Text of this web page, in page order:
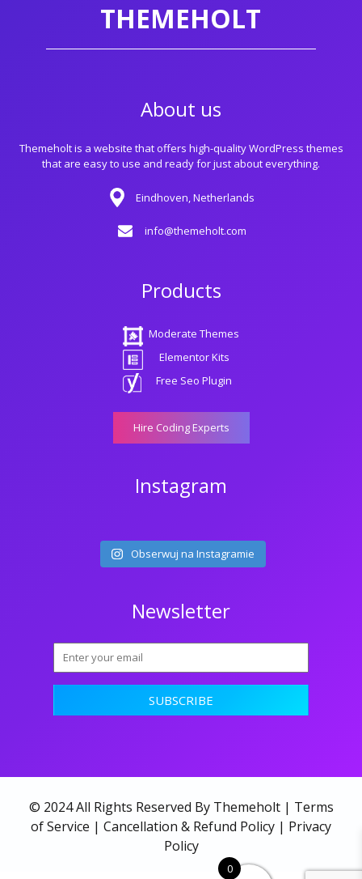
THEMEHOLT
About us
Themeholt is a website that offers high-quality WordPress themes
that are easy to use and ready for just about everything.
Eindhoven, Netherlands
info@themeholt.com
Products
Moderate Themes
Elementor Kits
Free Seo Plugin
Hire Coding Experts
Instagram
Obserwuj na Instagramie
Newsletter
© 2024 All Rights Reserved By Themeholt | Terms
of Service | Cancellation & Refund Policy | Privacy
Policy
0